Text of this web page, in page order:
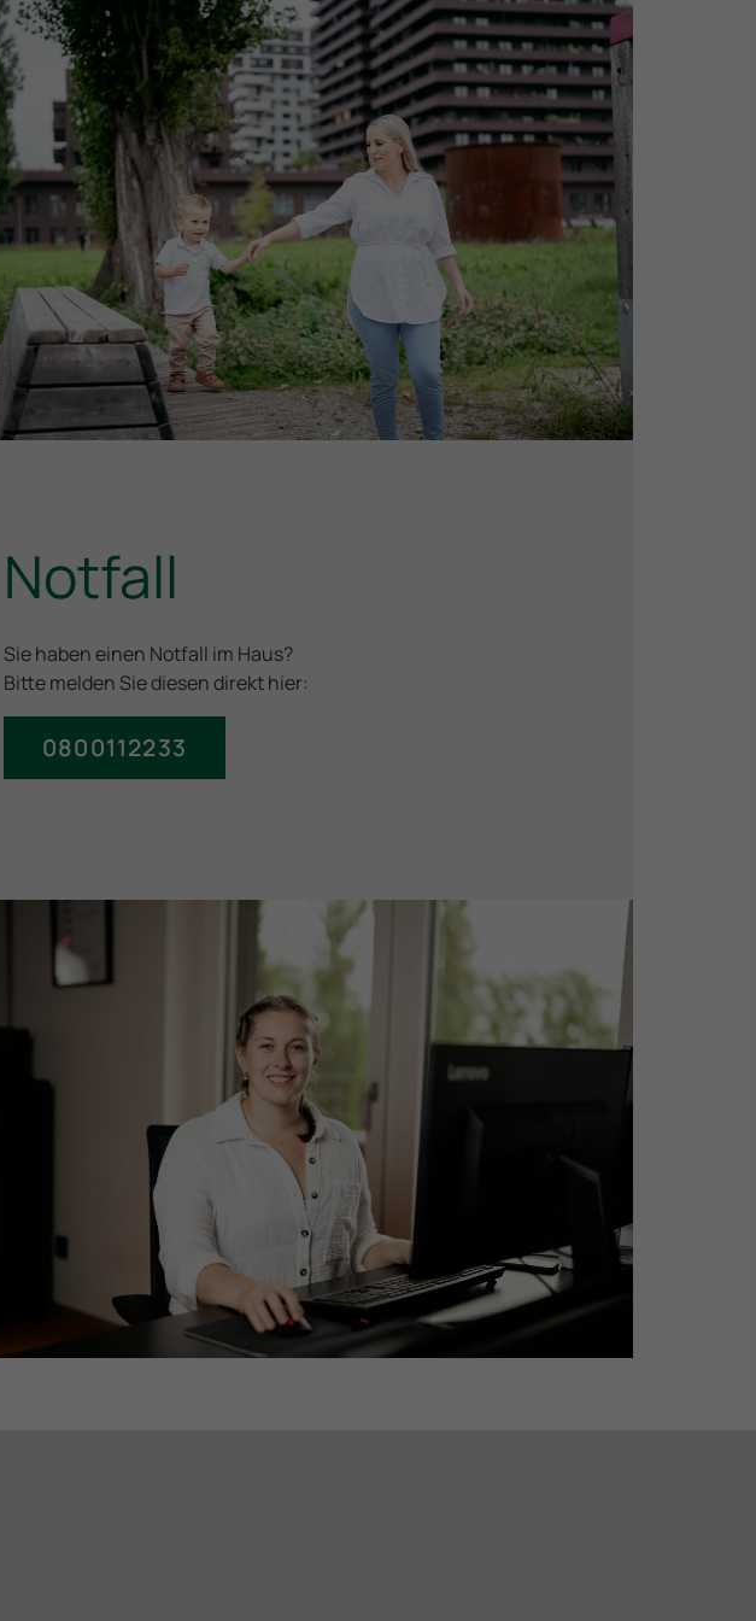
Notfall
Sie haben einen Notfall im Haus?
Bitte melden Sie diesen direkt hier:
0800112233